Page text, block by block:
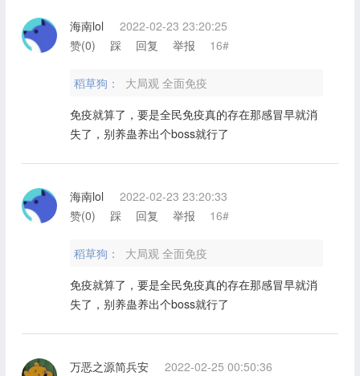
海南lol
2022-02-23 23:20:25
赞(0) 踩 回复 举报 16#
稻草狗：
大局观 全面免疫
免疫就算了，要是全民免疫真的存在那感冒早就消
失了，别养蛊养出个boss就行了
海南lol
2022-02-23 23:20:33
赞(0) 踩 回复 举报 16#
稻草狗：
大局观 全面免疫
免疫就算了，要是全民免疫真的存在那感冒早就消
失了，别养蛊养出个boss就行了
万恶之源简兵安
2022-02-25 00:50:36